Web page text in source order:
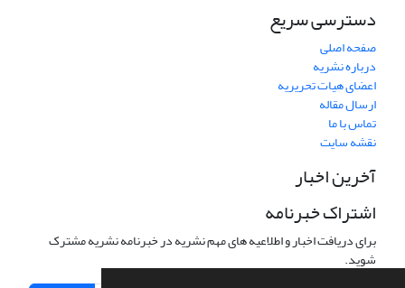
دسترسی سریع
صفحه اصلی
درباره نشریه
اعضای هیات تحریریه
ارسال مقاله
تماس با ما
نقشه سایت
آخرین اخبار
اشتراک خبرنامه
برای دریافت اخبار و اطلاعیه های مهم نشریه در خبرنامه نشریه مشترک
شوید.